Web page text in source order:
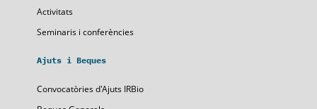
Activitats
Seminaris i conferències
Ajuts i Beques
Convocatòries d'Ajuts IRBio